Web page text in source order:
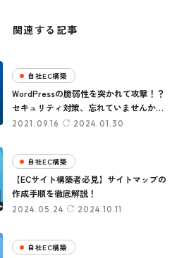
関連する記事
自社EC構築
2021.09.16 2024.01.30
WordPressの脆弱性を突かれて攻撃！？
セキュリティ対策、忘れていませんか？
不正アクセスの手口や対処法を解説
自社EC構築
2024.05.24 2024.10.11
【ECサイト構築者必見】サイトマップの
作成手順を徹底解説！
自社EC構築